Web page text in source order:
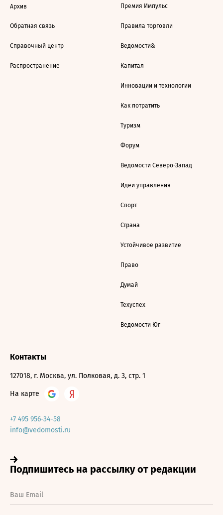
Архив
Обратная связь
Справочный центр
Распространение
Премия Импульс
Правила торговли
Ведомости&
Капитал
Инновации и технологии
Как потратить
Туризм
Форум
Ведомости Северо-Запад
Идеи управления
Спорт
Страна
Устойчивое развитие
Право
Думай
Техуспех
Ведомости Юг
Контакты
127018, г. Москва, ул. Полковая, д. 3, стр. 1
На карте
+7 495 956-34-58
info@vedomosti.ru